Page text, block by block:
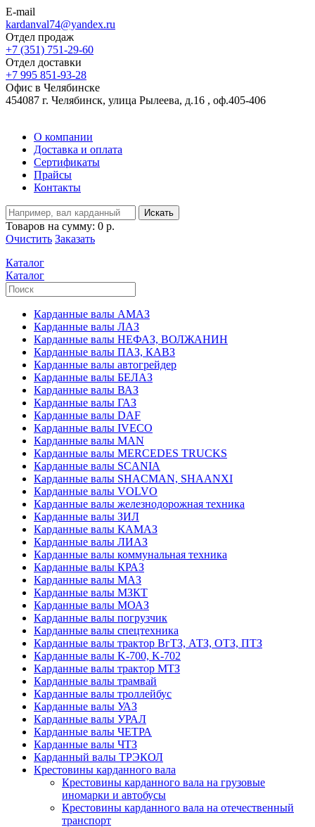
E-mail
kardanval74@yandex.ru
Отдел продаж
+7 (351) 751-29-60
Отдел доставки
+7 995 851-93-28
Офис в Челябинске
454087 г. Челябинск, улица Рылеева, д.16 , оф.405-406
О компании
Доставка и оплата
Сертификаты
Прайсы
Контакты
Искать
Товаров на сумму: 0 р.
Очистить Заказать
Каталог
Каталог
Карданные валы АМАЗ
Карданные валы ЛАЗ
Карданные валы НЕФАЗ, ВОЛЖАНИН
Карданные валы ПАЗ, КАВЗ
Карданные валы автогрейдер
Карданные валы БЕЛАЗ
Карданные валы ВАЗ
Карданные валы ГАЗ
Карданные валы DAF
Карданные валы IVECO
Карданные валы MAN
Карданные валы MERCEDES TRUCKS
Карданные валы SCANIA
Карданные валы SHACMAN, SHAANXI
Карданные валы VOLVO
Карданные валы железнодорожная техника
Карданные валы ЗИЛ
Карданные валы КАМАЗ
Карданные валы ЛИАЗ
Карданные валы коммунальная техника
Карданные валы КРАЗ
Карданные валы МАЗ
Карданные валы МЗКТ
Карданные валы МОАЗ
Карданные валы погрузчик
Карданные валы спецтехника
Карданные валы трактор ВгТЗ, АТЗ, ОТЗ, ПТЗ
Карданные валы K-700, K-702
Карданные валы трактор МТЗ
Карданные валы трамвай
Карданные валы троллейбус
Карданные валы УАЗ
Карданные валы УРАЛ
Карданные валы ЧЕТРА
Карданные валы ЧТЗ
Карданный валы ТРЭКОЛ
Крестовины карданного вала
Крестовины карданного вала на грузовые
иномарки и автобусы
Крестовины карданного вала на отечественный
транспорт